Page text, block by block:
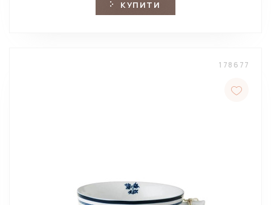
КУПИТИ
178677